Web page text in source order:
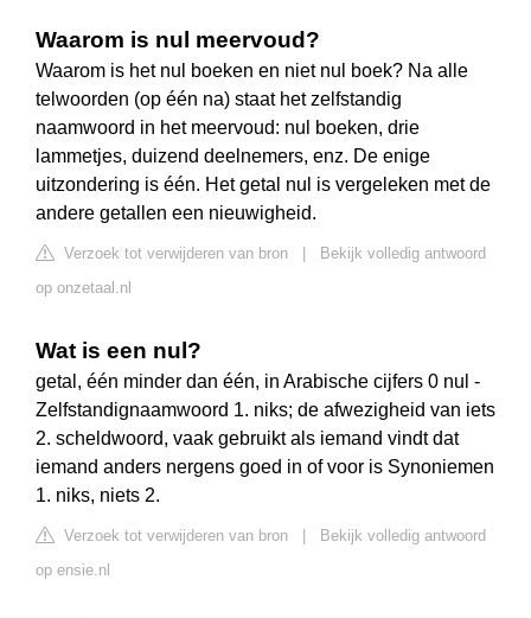
Waarom is nul meervoud?
Waarom is het nul boeken en niet nul boek? Na alle
telwoorden (op één na) staat het zelfstandig
naamwoord in het meervoud: nul boeken, drie
lammetjes, duizend deelnemers, enz. De enige
uitzondering is één. Het getal nul is vergeleken met de
andere getallen een nieuwigheid.
Verzoek tot verwijderen van bron
Bekijk volledig antwoord
op onzetaal.nl
Wat is een nul?
getal, één minder dan één, in Arabische cijfers 0 nul -
Zelfstandignaamwoord 1. niks; de afwezigheid van iets
2. scheldwoord, vaak gebruikt als iemand vindt dat
iemand anders nergens goed in of voor is Synoniemen
1. niks, niets 2.
Verzoek tot verwijderen van bron
Bekijk volledig antwoord
op ensie.nl